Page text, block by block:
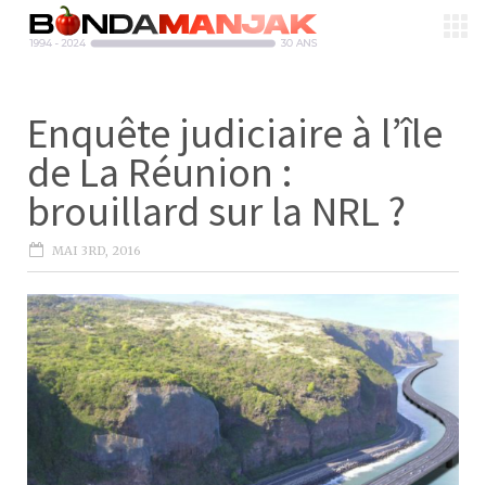
Enquête judiciaire à l’île
de La Réunion :
brouillard sur la NRL ?
MAI 3RD, 2016